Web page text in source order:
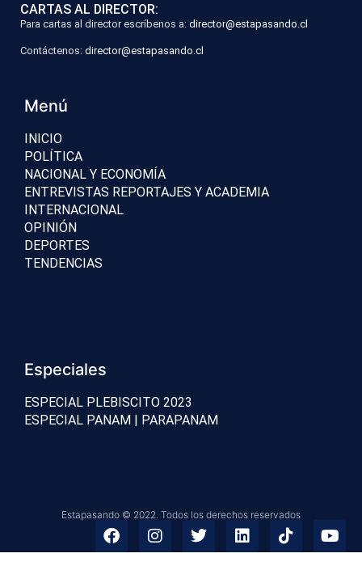
CARTAS AL DIRECTOR:
Para cartas al director escríbenos a: director@estapasando.cl
Contáctenos: director@estapasando.cl
Menú
INICIO
POLÍTICA
NACIONAL Y ECONOMÍA
ENTREVISTAS REPORTAJES Y ACADEMIA
INTERNACIONAL
OPINIÓN
DEPORTES
TENDENCIAS
Especiales
ESPECIAL PLEBISCITO 2023
ESPECIAL PANAM | PARAPANAM
Estapasando © 2022. Todos los derechos reservados